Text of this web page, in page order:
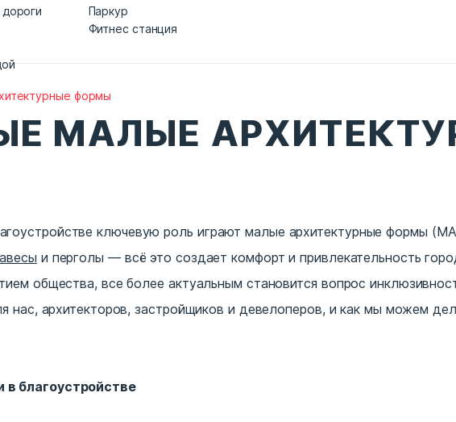
Паркур
Фитнес станция
формы
МАЛЫЕ
ключевую роль играют малые архитектурные формы
и перголы — всё это создает комфорт и привлекательность
общества, все более актуальным становится вопрос
нас, архитекторов, застройщиков и девелоперов, и как мы можем
благоустройстве